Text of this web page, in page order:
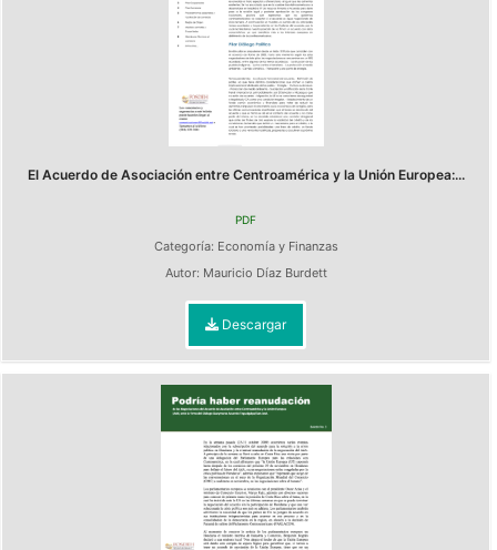
El Acuerdo de Asociación entre Centroamérica y la Unión Europea:...
PDF
Categoría: Economía y Finanzas
Autor: Mauricio Díaz Burdett
Descargar